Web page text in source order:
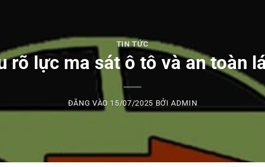
TIN TỨC
rõ lực ma sát ô tô và an toàn
ĐĂNG VÀO 15/07/2025 BỞIADMIN